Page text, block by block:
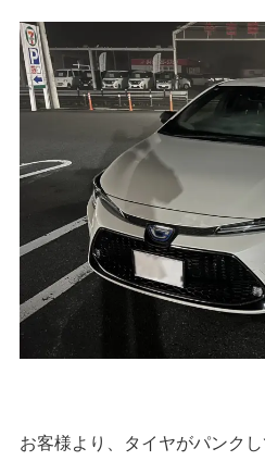
お客様より、タイヤがパンク